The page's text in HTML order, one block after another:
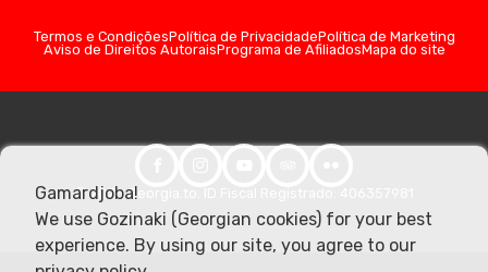
Termos e CondiçõesPolítica de PrivacidadePolítica de Marketing
Aviso de Direitos AutoraisPrograma de AfiliadosMapa do site
© 2026 Georgia.to. ID Fiscal Registrado: 406357981
Gamardjoba!
We use Gozinaki (Georgian cookies) for your best
experience. By using our site, you agree to our